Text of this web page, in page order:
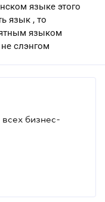
языке этого
язык , то
языком
слэнгом
бизнес-